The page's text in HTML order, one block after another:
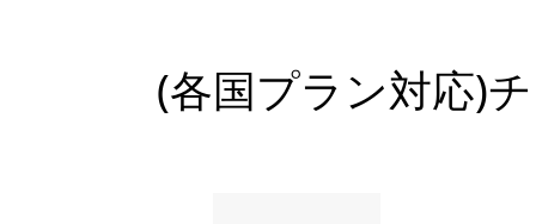
(各国プラン対応)